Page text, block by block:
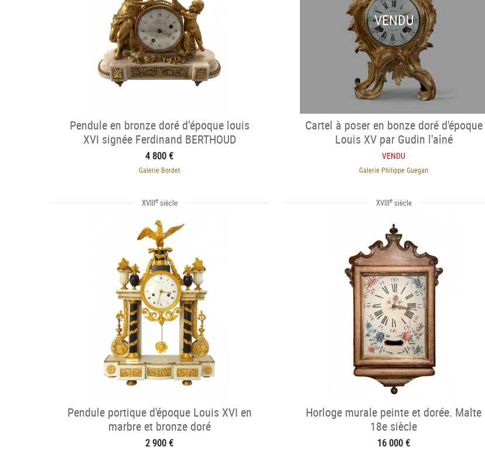
Pendule en bronze doré d’époque louis
XVI signée Ferdinand BERTHOUD
4 800 €
Galerie Bordet
VENDU
Cartel à poser en bonze doré d'époque
Louis XV par Gudin l'aîné
VENDU
Galerie Philippe Guegan
XVIIIesiècle
Pendule portique d'époque Louis XVI en
marbre et bronze doré
2 900 €
XVIIIesiècle
Horloge murale peinte et dorée. Malte
18e siècle
16 000 €